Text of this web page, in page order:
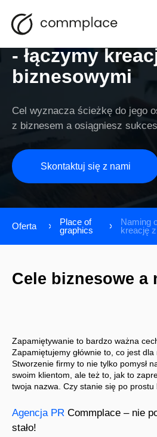
Naming oraz
- łączymy
biznesowymi
Cel wyznacza ścieżkę do jego
z biznesem a osiągniesz
Skontaktuj się z nami
Oferta
Place of
graphics
Naming
kreację
Cele biznesowe a
Zapamiętywanie to bardzo ważna
Zapamiętujemy głównie to, co jest dla
Stworzenie firmy to nie tylko pomysł
swoim klientom, ale też to, jak to
twoja nazwa. Czy stanie się po
Agencja PR Commplace – nie
stało!